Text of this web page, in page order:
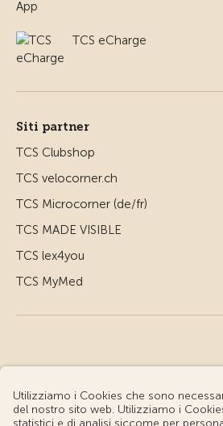
TCS eCharge
Siti partner
TCS Clubshop
TCS velocorner.ch
TCS Microcorner (de/fr)
TCS MADE VISIBLE
TCS lex4you
TCS MyMed